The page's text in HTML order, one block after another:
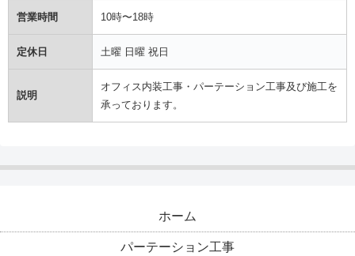
営業時間 10時〜18時
定休日 土曜 日曜 祝日
説明
オフィス内装工事・パーテーション工事及び施工を
承っております。
ホーム
パーテーション工事